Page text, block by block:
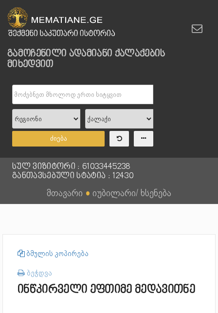
გამოჩენილი ადამიანი ქალაქების
მიხედვით
ძიება
სულ ვიზიტორი : 61033445238
განთავსებული სტატია : 12430
მთავარი ● იუბილარი/ ხსენება
ბმულის კოპირება
ბეჭდვა
ინწკირველი ეფთიმე მედავითნე